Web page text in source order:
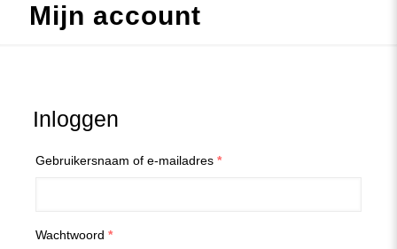
Mijn account
Inloggen
Gebruikersnaam of e-mailadres *
Wachtwoord *